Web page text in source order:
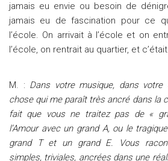
jamais eu envie ou besoin de
jamais eu de fascination pour ce
l’école. On arrivait à l’école et on
l’école, on rentrait au quartier, et
M. : Dans votre musique, dans
chose qui me paraît très ancré dans la
fait que vous ne traitez pas de «
l’Amour avec un grand A, ou le
grand T et un grand E. Vous
simples, triviales, ancrées dans une